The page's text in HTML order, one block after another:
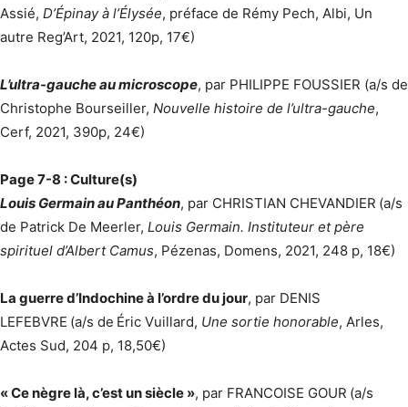
Assié, D’Épinay à l’Élysée, préface de Rémy Pech, Albi, Un
autre Reg’Art, 2021, 120p, 17€)
L’ultra-gauche au microscope, par PHILIPPE FOUSSIER (a/s de
Christophe Bourseiller, Nouvelle histoire de l’ultra-gauche,
Cerf, 2021, 390p, 24€)
Page 7-8 : Culture(s)
Louis Germain au Panthéon, par CHRISTIAN CHEVANDIER (a/s
de Patrick De Meerler, Louis Germain. Instituteur et père
spirituel d’Albert Camus, Pézenas, Domens, 2021, 248 p, 18€)
La guerre d’Indochine à l’ordre du jour, par DENIS
LEFEBVRE (a/s de Éric Vuillard, Une sortie honorable, Arles,
Actes Sud, 204 p, 18,50€)
« Ce nègre là, c’est un siècle », par FRANCOISE GOUR (a/s